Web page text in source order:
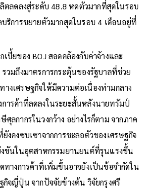
ตลดลงสู่ระดับ 48.8 หดตัวมากที่สุดในรอบ
ริการขยายตัวมากสุดในรอบ 4 เดือนอยู่ที่
บี้ยของ BOJ สอดคล้องกับค่าจ้างและ
วมถึงมาตรการกระตุ้นของรัฐบาลที่ช่วย
งเศรษฐกิจให้มีความต่อเนื่องท่ามกลาง
ารค้าที่ลดลงในระยะสั้นหลังนายทรัมป์
ลกากรในวงกว้าง อย่างไรก็ตาม จากภาค
งคงซบเซาจากการชะลอตัวของเศรษฐกิจ
ขันในอุตสาหกรรมยานยนต์ที่รุนแรงขึ้น
ทางการค้าที่เพิ่มขึ้นอาจยังเป็นข้อจำกัดใน
กิจญี่ปุ่น จากปัจจัยข้างต้น วิจัยกรุงศรี